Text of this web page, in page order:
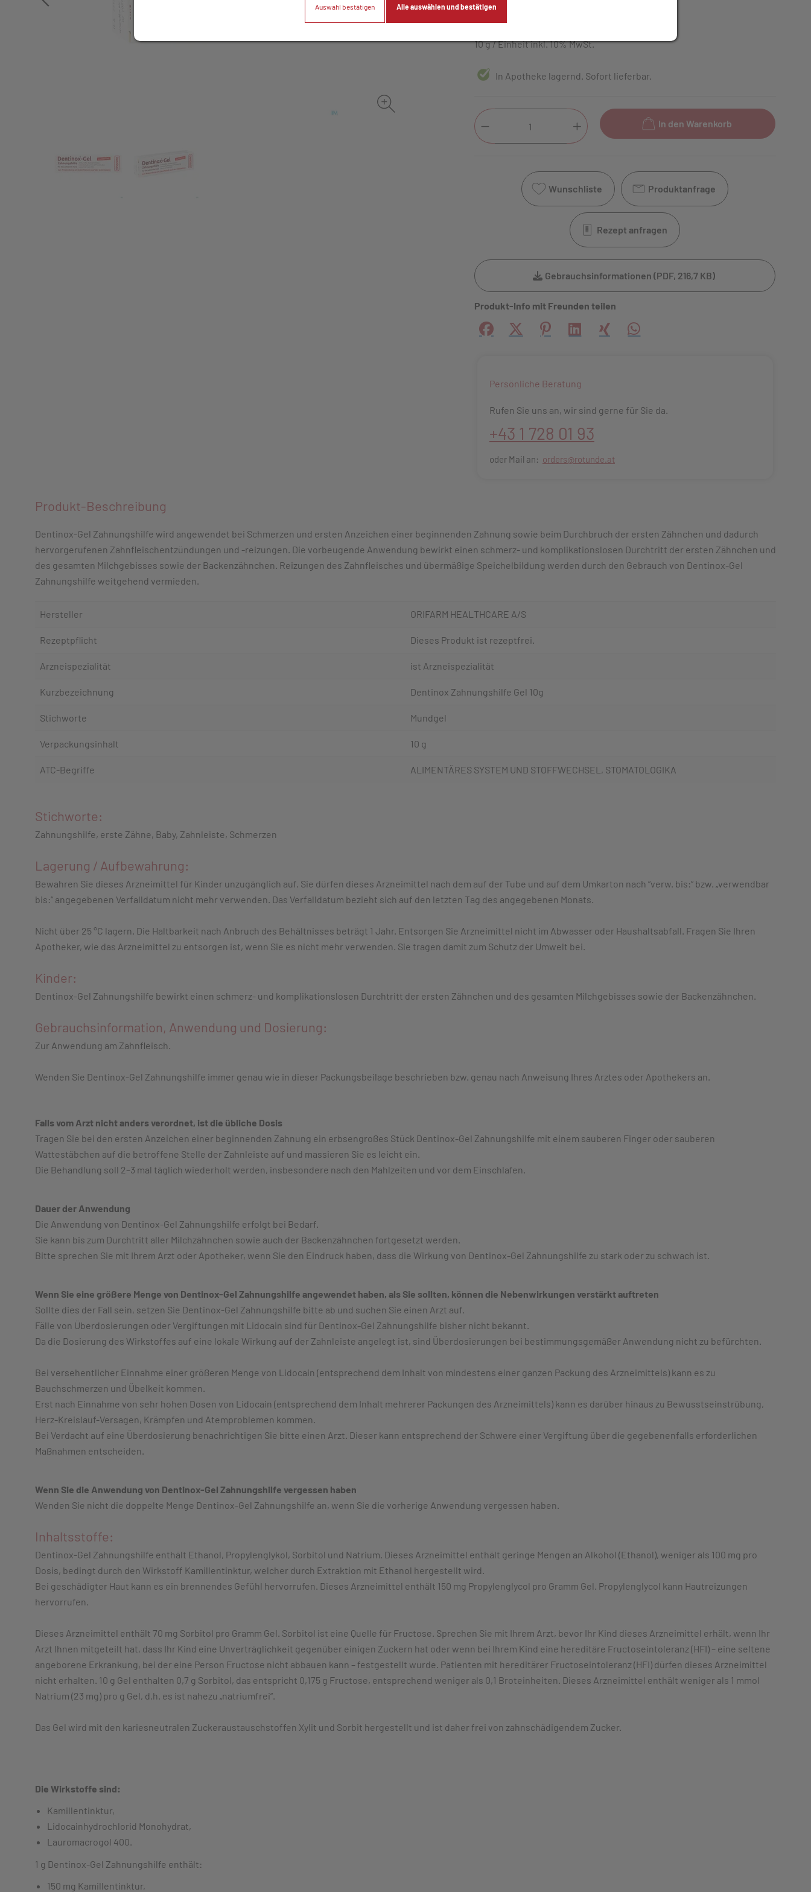
11,55 EUR
10 g / Einheitinkl. 10% MwSt.
In Apotheke lagernd. Sofort lieferbar.
In den Warenkorb
Wunschliste Produktanfrage
Rezept anfragen
Gebrauchsinformationen (PDF, 216,7 KB)
Produkt-Info mit Freunden teilen
Facebook
X PinterestLinkedInXing WhatsApp
Persönliche Beratung
Rufen Sie uns an, wir sind gerne für Sie da.
+43 1 728 01 93
oder Mail an: orders@rotunde.at
Produkt-Beschreibung
Dentinox-Gel Zahnungshilfe wird angewendet bei Schmerzen und ersten Anzeichen einer beginnenden Zahnung sowie beim Durchbruch der ersten Zähnchen und dadurch
hervorgerufenen Zahnfleischentzündungen und -reizungen. Die vorbeugende Anwendung bewirkt einen schmerz- und komplikationslosen Durchtritt der ersten Zähnchen und
des gesamten Milchgebisses sowie der Backenzähnchen. Reizungen des Zahnfleisches und übermäßige Speichelbildung werden durch den Gebrauch von Dentinox-Gel
Zahnungshilfe weitgehend vermieden.
Hersteller ORIFARM HEALTHCARE A/S
Rezeptpflicht Dieses Produkt ist rezeptfrei.
Arzneispezialität ist Arzneispezialität
Kurzbezeichnung Dentinox Zahnungshilfe Gel 10g
Stichworte Mundgel
Verpackungsinhalt 10 g
ATC-Begriffe ALIMENTÄRES SYSTEM UND STOFFWECHSEL, STOMATOLOGIKA
Stichworte:
Zahnungshilfe, erste Zähne, Baby, Zahnleiste, Schmerzen
Lagerung / Aufbewahrung:
Bewahren Sie dieses Arzneimittel für Kinder unzugänglich auf. Sie dürfen dieses Arzneimittel nach dem auf der Tube und auf dem Umkarton nach “verw. bis:“ bzw. „verwendbar
bis:“ angegebenen Verfalldatum nicht mehr verwenden. Das Verfalldatum bezieht sich auf den letzten Tag des angegebenen Monats.
Nicht über 25 °C lagern. Die Haltbarkeit nach Anbruch des Behältnisses beträgt 1 Jahr. Entsorgen Sie Arzneimittel nicht im Abwasser oder Haushaltsabfall. Fragen Sie Ihren
Apotheker, wie das Arzneimittel zu entsorgen ist, wenn Sie es nicht mehr verwenden. Sie tragen damit zum Schutz der Umwelt bei.
Kinder:
Dentinox-Gel Zahnungshilfe bewirkt einen schmerz- und komplikationslosen Durchtritt der ersten Zähnchen und des gesamten Milchgebisses sowie der Backenzähnchen.
Gebrauchsinformation, Anwendung und Dosierung:
Zur Anwendung am Zahnfleisch.
Wenden Sie Dentinox-Gel Zahnungshilfe immer genau wie in dieser Packungsbeilage beschrieben bzw. genau nach Anweisung Ihres Arztes oder Apothekers an.
Falls vom Arzt nicht anders verordnet, ist die übliche Dosis
Tragen Sie bei den ersten Anzeichen einer beginnenden Zahnung ein erbsengroßes Stück Dentinox-Gel Zahnungshilfe mit einem sauberen Finger oder sauberen
Wattestäbchen auf die betroffene Stelle der Zahnleiste auf und massieren Sie es leicht ein.
Die Behandlung soll 2–3 mal täglich wiederholt werden, insbesondere nach den Mahlzeiten und vor dem Einschlafen.
Dauer der Anwendung
Die Anwendung von Dentinox-Gel Zahnungshilfe erfolgt bei Bedarf.
Sie kann bis zum Durchtritt aller Milchzähnchen sowie auch der Backenzähnchen fortgesetzt werden.
Bitte sprechen Sie mit Ihrem Arzt oder Apotheker, wenn Sie den Eindruck haben, dass die Wirkung von Dentinox-Gel Zahnungshilfe zu stark oder zu schwach ist.
Wenn Sie eine größere Menge von Dentinox-Gel Zahnungshilfe angewendet haben, als Sie sollten, können die Nebenwirkungen verstärkt auftreten
Sollte dies der Fall sein, setzen Sie Dentinox-Gel Zahnungshilfe bitte ab und suchen Sie einen Arzt auf.
Fälle von Überdosierungen oder Vergiftungen mit Lidocain sind für Dentinox-Gel Zahnungshilfe bisher nicht bekannt.
Da die Dosierung des Wirkstoffes auf eine lokale Wirkung auf der Zahnleiste angelegt ist, sind Überdosierungen bei bestimmungsgemäßer Anwendung nicht zu befürchten.
Bei versehentlicher Einnahme einer größeren Menge von Lidocain (entsprechend dem Inhalt von mindestens einer ganzen Packung des Arzneimittels) kann es zu
Bauchschmerzen und Übelkeit kommen.
Erst nach Einnahme von sehr hohen Dosen von Lidocain (entsprechend dem Inhalt mehrerer Packungen des Arzneimittels) kann es darüber hinaus zu Bewusstseinstrübung,
Herz-Kreislauf-Versagen, Krämpfen und Atemproblemen kommen.
Bei Verdacht auf eine Überdosierung benachrichtigen Sie bitte einen Arzt. Dieser kann entsprechend der Schwere einer Vergiftung über die gegebenenfalls erforderlichen
Maßnahmen entscheiden.
Wenn Sie die Anwendung von Dentinox-Gel Zahnungshilfe vergessen haben
Wenden Sie nicht die doppelte Menge Dentinox-Gel Zahnungshilfe an, wenn Sie die vorherige Anwendung vergessen haben.
Inhaltsstoffe:
Dentinox-Gel Zahnungshilfe enthält Ethanol, Propylenglykol, Sorbitol und Natrium. Dieses Arzneimittel enthält geringe Mengen an Alkohol (Ethanol), weniger als 100 mg pro
Dosis, bedingt durch den Wirkstoff Kamillentinktur, welcher durch Extraktion mit Ethanol hergestellt wird.
Bei geschädigter Haut kann es ein brennendes Gefühl hervorrufen. Dieses Arzneimittel enthält 150 mg Propylenglycol pro Gramm Gel. Propylenglycol kann Hautreizungen
hervorrufen.
Dieses Arzneimittel enthält 70 mg Sorbitol pro Gramm Gel. Sorbitol ist eine Quelle für Fructose. Sprechen Sie mit Ihrem Arzt, bevor Ihr Kind dieses Arzneimittel erhält, wenn Ihr
Arzt Ihnen mitgeteilt hat, dass Ihr Kind eine Unverträglichkeit gegenüber einigen Zuckern hat oder wenn bei Ihrem Kind eine hereditäre Fructoseintoleranz (HFI) – eine seltene
angeborene Erkrankung, bei der eine Person Fructose nicht abbauen kann – festgestellt wurde. Patienten mit hereditärer Fructoseintoleranz (HFI) dürfen dieses Arzneimittel
nicht erhalten. 10 g Gel enthalten 0,7 g Sorbitol, das entspricht 0,175 g Fructose, entsprechend weniger als 0,1 Broteinheiten. Dieses Arzneimittel enthält weniger als 1 mmol
Natrium (23 mg) pro g Gel, d.h. es ist nahezu „natriumfrei“.
Das Gel wird mit den kariesneutralen Zuckeraustauschstoffen Xylit und Sorbit hergestellt und ist daher frei von zahnschädigendem Zucker.
Die Wirkstoffe sind:
Kamillentinktur,
Lidocainhydrochlorid Monohydrat,
Lauromacrogol 400.
1 g Dentinox-Gel Zahnungshilfe enthält:
150 mg Kamillentinktur,
Auswahl bestätigen Alle auswählen und bestätigen